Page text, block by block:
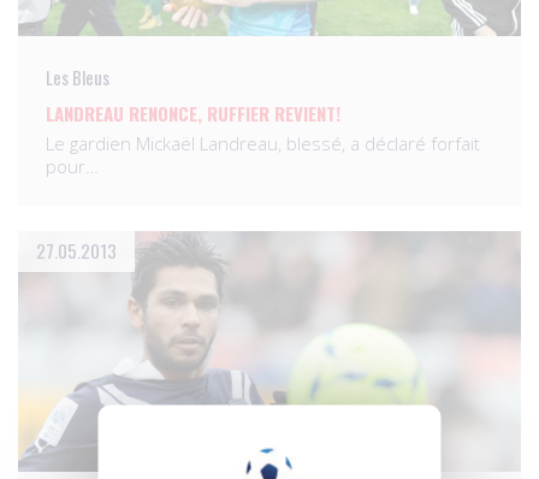
Les Bleus
LANDREAU RENONCE, RUFFIER REVIENT!
Le gardien Mickaël Landreau, blessé, a déclaré forfait
pour…
27.05.2013